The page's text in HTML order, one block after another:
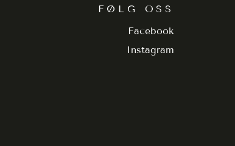
FØLG OSS
Facebook
Instagram